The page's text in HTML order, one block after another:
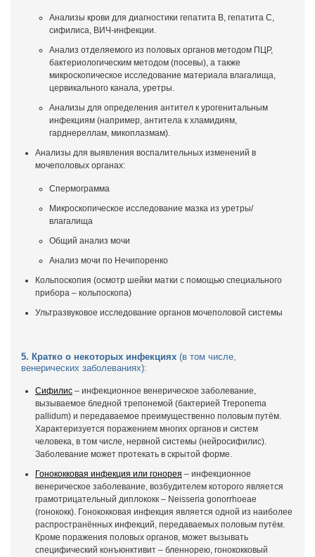
Анализы крови для диагностики гепатита В, гепатита С,
сифилиса, ВИЧ-инфекции.
Анализ отделяемого из половых органов методом ПЦР,
бактериологическим методом (посевы), а также
микроскопическое исследование материала влагалища,
цервикального канала, уретры.
Анализы для определения антител к урогенитальным
инфекциям (например, антитела к хламидиям,
гарднереллам, микоплазмам).
Анализы для выявления воспалительных изменений в
мочеполовых органах:
Спермограмма
Микроскопическое исследование мазка из уретры/
влагалища
Общий анализ мочи
Анализ мочи по Нечипоренко
Кольпоскопия (осмотр шейки матки с помощью специального
прибора – кольпоскопа)
Ультразвуковое исследование органов мочеполовой системы
5. Кратко о некоторых инфекциях (в том числе,
венерических заболеваниях):
Сифилис – инфекционное венерическое заболевание,
вызываемое бледной трепонемой (бактерией Treponema
pallidum) и передаваемое преимущественно половым путём.
Характеризуется поражением многих органов и систем
человека, в том числе, нервной системы (нейросифилис).
Заболевание может протекать в скрытой форме.
Гонококковая инфекция или гонорея – инфекционное
венерическое заболевание, возбудителем которого является
грамотрицательный диплококк – Neisseria gonorrhoeae
(гонококк). Гонококковая инфекция является одной из наиболее
распространённых инфекций, передаваемых половым путём.
Кроме поражения половых органов, может вызывать
специфический конъюнктивит – бленнорею, гонококковый